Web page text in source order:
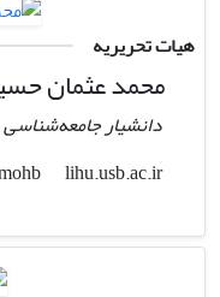
هیات تحریریه
محمد عثمان
دانشیار
mohb
lihu.usb.ac.ir